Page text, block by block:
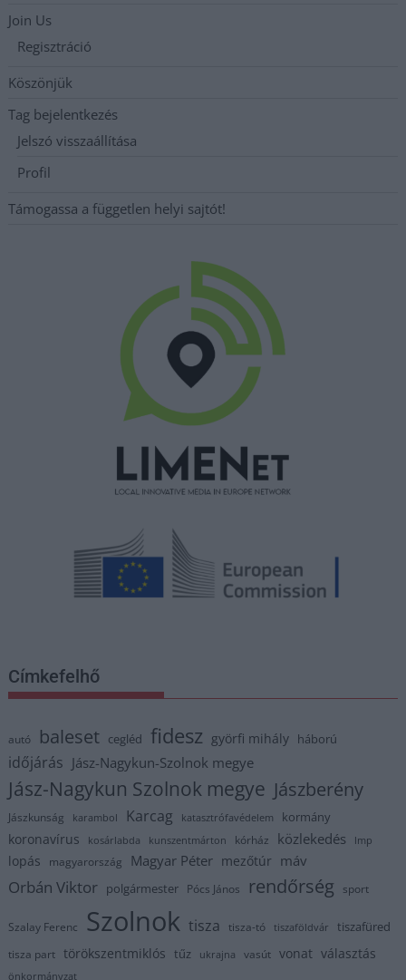
Join Us
Regisztráció
Köszönjük
Tag bejelentkezés
Jelszó visszaállítása
Profil
Támogassa a független helyi sajtót!
Címkefelhő
autó baleset cegléd fidesz györfi mihály háború
időjárás Jász-Nagykun-Szolnok megye
Jász-Nagykun Szolnok megye Jászberény
Jászkunság karambol Karcag katasztrófavédelem kormány
koronavírus kosárlabda kunszentmárton kórház közlekedés lmp
lopás magyarország Magyar Péter mezőtúr máv
Orbán Viktor polgármester Pócs János rendőrség sport
Szalay Ferenc Szolnok tisza tisza-tó tiszaföldvár tiszafüred
tisza part törökszentmiklós tűz ukrajna vasút vonat választás
önkormányzat